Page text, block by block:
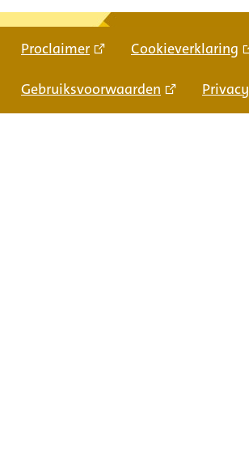
Proclaimer Cookieverklaring
Gebruiksvoorwaarden Privacy